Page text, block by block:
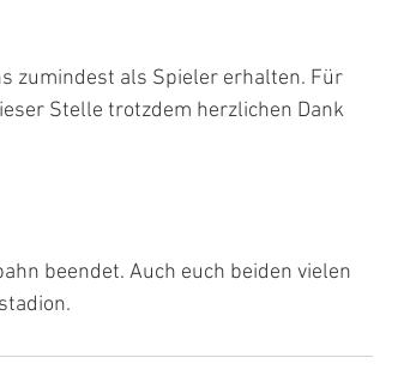
zumindest als Spieler erhalten. Für
Stelle trotzdem herzlichen Dank
beendet. Auch euch beiden vielen